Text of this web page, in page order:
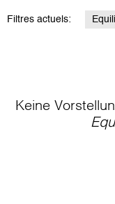
Filtres actuels:
Keine